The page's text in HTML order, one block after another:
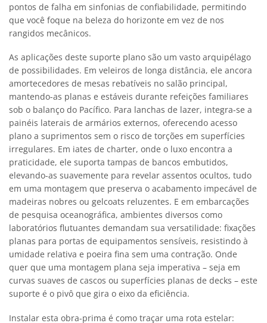
pontos de falha em sinfonias de confiabilidade, permitindo
que você foque na beleza do horizonte em vez de nos
rangidos mecânicos.
As aplicações deste suporte plano são um vasto arquipélago
de possibilidades. Em veleiros de longa distância, ele ancora
amortecedores de mesas rebatíveis no salão principal,
mantendo-as planas e estáveis durante refeições familiares
sob o balanço do Pacífico. Para lanchas de lazer, integra-se a
painéis laterais de armários externos, oferecendo acesso
plano a suprimentos sem o risco de torções em superfícies
irregulares. Em iates de charter, onde o luxo encontra a
praticidade, ele suporta tampas de bancos embutidos,
elevando-as suavemente para revelar assentos ocultos, tudo
em uma montagem que preserva o acabamento impecável de
madeiras nobres ou gelcoats reluzentes. E em embarcações
de pesquisa oceanográfica, ambientes diversos como
laboratórios flutuantes demandam sua versatilidade: fixações
planas para portas de equipamentos sensíveis, resistindo à
umidade relativa e poeira fina sem uma contração. Onde
quer que uma montagem plana seja imperativa – seja em
curvas suaves de cascos ou superfícies planas de decks – este
suporte é o pivô que gira o eixo da eficiência.
Instalar esta obra-prima é como traçar uma rota estelar: